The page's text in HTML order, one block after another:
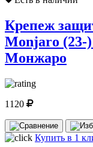
Крепеж
Monjaro (23-
Монжаро
1120
Купить в 1